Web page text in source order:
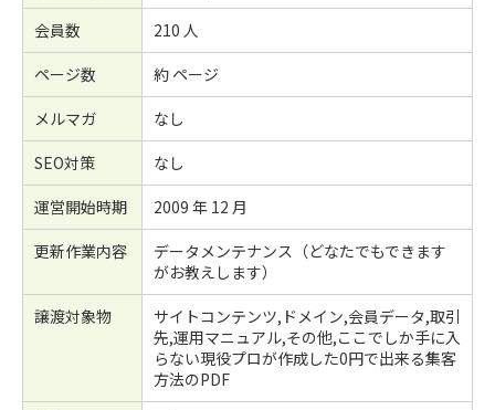
会員数
210 人
ページ数
約 ページ
メルマガ
なし
SEO対策
なし
運営開始時期
2009 年 12 月
更新作業内容
データメンテナンス（どなたでもできます
がお教えします）
譲渡対象物
サイトコンテンツ,ドメイン,会員データ,取引
先,運用マニュアル,その他,ここでしか手に入
らない現役プロが作成した0円で出来る集客
方法のPDF